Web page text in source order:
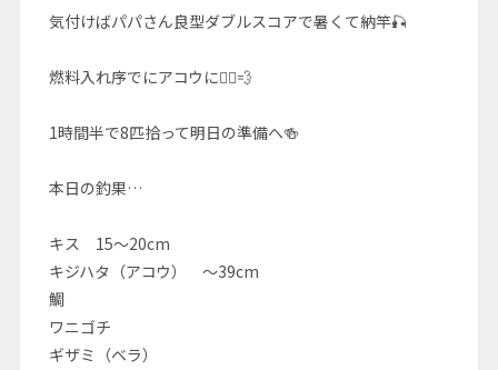
気付けばパパさん良型ダブルスコアで暑くて納竿🎣
燃料入れ序でにアコウに🚣‍♀️💨
1時間半で8匹拾って明日の準備へ🍻
本日の釣果…
キス 15〜20cm
キジハタ（アコウ） 〜39cm
鯛
ワニゴチ
ギザミ（ベラ）